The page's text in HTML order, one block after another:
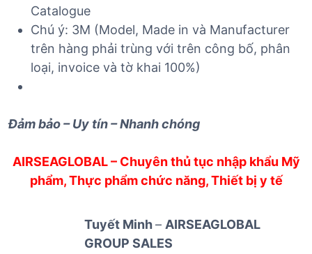
Catalogue
Chú ý: 3M (Model, Made in và Manufacturer
trên hàng phải trùng với trên công bố, phân
loại, invoice và tờ khai 100%)
Đảm bảo – Uy tín – Nhanh chóng
AIRSEAGLOBAL – Chuyên thủ tục nhập khẩu Mỹ
phẩm, Thực phẩm chức năng, Thiết bị y tế
Tuyết Minh– AIRSEAGLOBAL
GROUP SALES